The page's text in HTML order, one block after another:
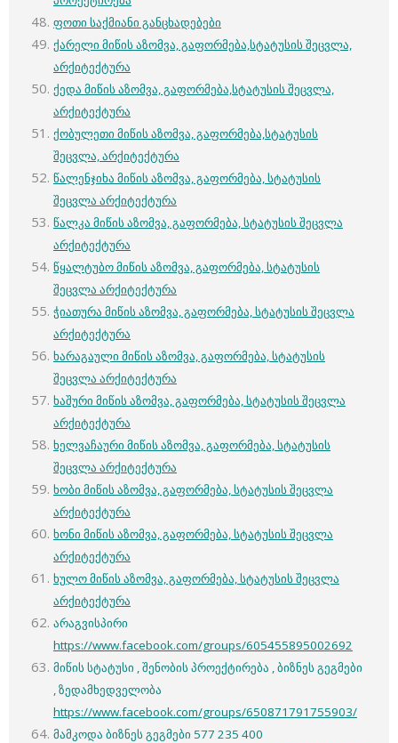
ფოთი საქმიანი განცხადებები
ქარელი მიწის აზომვა, გაფორმება,სტატუსის შეცვლა,
არქიტექტურა
ქედა მიწის აზომვა, გაფორმება,სტატუსის შეცვლა,
არქიტექტურა
ქობულეთი მიწის აზომვა, გაფორმება,სტატუსის
შეცვლა, არქიტექტურა
წალენჯიხა მიწის აზომვა, გაფორმება, სტატუსის
შეცვლა არქიტექტურა
წალკა მიწის აზომვა, გაფორმება, სტატუსის შეცვლა
არქიტექტურა
წყალტუბო მიწის აზომვა, გაფორმება, სტატუსის
შეცვლა არქიტექტურა
ჭიათურა მიწის აზომვა, გაფორმება, სტატუსის შეცვლა
არქიტექტურა
ხარაგაული მიწის აზომვა, გაფორმება, სტატუსის
შეცვლა არქიტექტურა
ხაშური მიწის აზომვა, გაფორმება, სტატუსის შეცვლა
არქიტექტურა
ხელვაჩაური მიწის აზომვა, გაფორმება, სტატუსის
შეცვლა არქიტექტურა
ხობი მიწის აზომვა, გაფორმება, სტატუსის შეცვლა
არქიტექტურა
ხონი მიწის აზომვა, გაფორმება, სტატუსის შეცვლა
არქიტექტურა
ხულო მიწის აზომვა, გაფორმება, სტატუსის შეცვლა
არქიტექტურა
არაგვისპირი
https://www.facebook.com/groups/605455895002692
მიწის სტატუსი , შენობის პროექტირება , ბიზნეს გეგმები
, ზედამხედველობა
https://www.facebook.com/groups/650871791755903/
მამკოდა ბიზნეს გეგმები 577 235 400